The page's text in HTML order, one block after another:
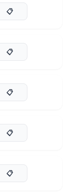
📋
📋
📋
📋
📋